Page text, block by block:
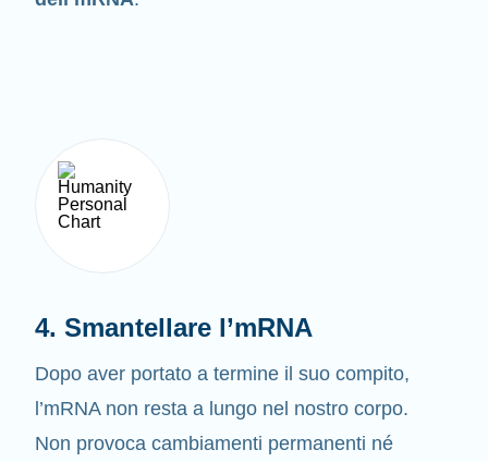
4. Smantellare l’mRNA
Dopo aver portato a termine il suo compito,
l’mRNA non resta a lungo nel nostro corpo.
Non provoca cambiamenti permanenti né